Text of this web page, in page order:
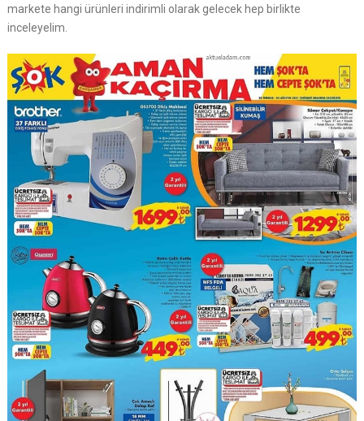
markete hangi ürünleri indirimli olarak gelecek hep birlikte
inceleyelim.